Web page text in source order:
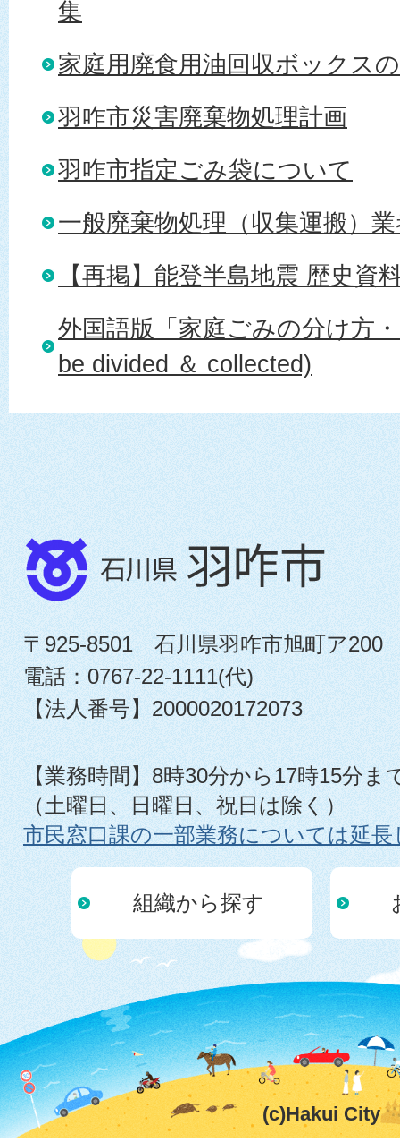
集
家庭用廃食用油回収ボックス
羽咋市災害廃棄物処理計画
羽咋市指定ごみ袋について
一般廃棄物処理（収集運搬）
【再掲】能登半島地震 歴史資
外国語版「家庭ごみの分け方
be divided ＆ collected)
〒925-8501 石川県羽咋市旭町ア200
電話：0767-22-1111(代)
【法人番号】2000020172073
【業務時間】8時30分から17時15分ま
（土曜日、日曜日、祝日は除く）
市民窓口課の一部業務については延
組織から探す
(c)Hakui City